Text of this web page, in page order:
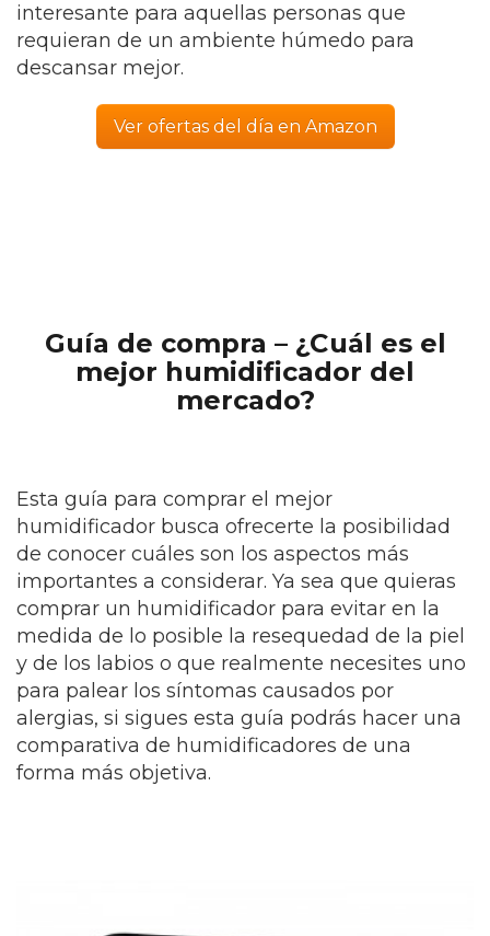
interesante para aquellas personas que
requieran de un ambiente húmedo para
descansar mejor.
Ver ofertas del día en Amazon
Guía de compra – ¿Cuál es el
mejor humidificador del
mercado?
Esta guía para comprar el mejor
humidificador busca ofrecerte la posibilidad
de conocer cuáles son los aspectos más
importantes a considerar. Ya sea que quieras
comprar un humidificador para evitar en la
medida de lo posible la resequedad de la piel
y de los labios o que realmente necesites uno
para palear los síntomas causados por
alergias, si sigues esta guía podrás hacer una
comparativa de humidificadores de una
forma más objetiva.